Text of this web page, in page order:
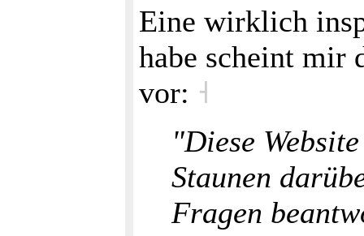
Eine wirklich
habe scheint mir
vor: ˧
"Diese
Staunen
Fragen